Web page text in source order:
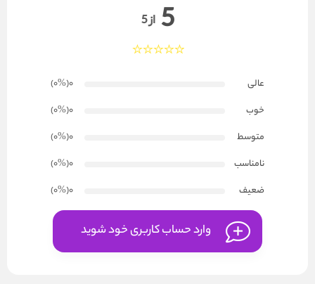
5 از 5
عالی 0(۰%
)
خوب
0(۰%
)
متوسط
0(۰%
)
نامناسب
0(۰%
)
ضعیف
0(۰%
)
وارد حساب کاربری خود شوید